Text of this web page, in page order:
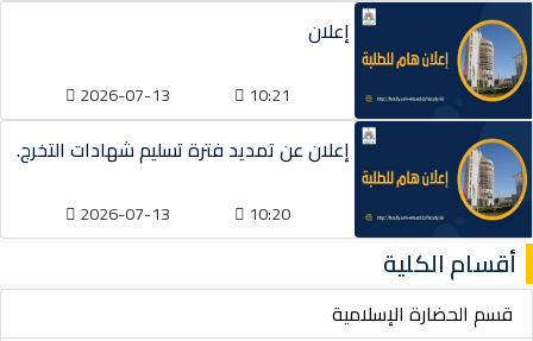
إعلان
10:21
2026-07-13
إعلان عن تمديد فترة تسليم شهادات التخرج.
10:20
2026-07-13
أقسام الكلية
قسم الحضارة الإسلامية